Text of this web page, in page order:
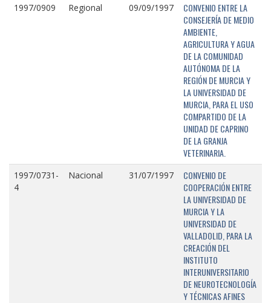
1997/0909 Regional 09/09/1997
CONVENIO ENTRE LA
CONSEJERÍA DE MEDIO
AMBIENTE,
AGRICULTURA Y AGUA
DE LA COMUNIDAD
AUTÓNOMA DE LA
REGIÓN DE MURCIA Y
LA UNIVERSIDAD DE
MURCIA, PARA EL USO
COMPARTIDO DE LA
UNIDAD DE CAPRINO
DE LA GRANJA
VETERINARIA.
1997/0731-
4
Nacional 31/07/1997
CONVENIO DE
COOPERACIÓN ENTRE
LA UNIVERSIDAD DE
MURCIA Y LA
UNIVERSIDAD DE
VALLADOLID, PARA LA
CREACIÓN DEL
INSTITUTO
INTERUNIVERSITARIO
DE NEUROTECNOLOGÍA
Y TÉCNICAS AFINES